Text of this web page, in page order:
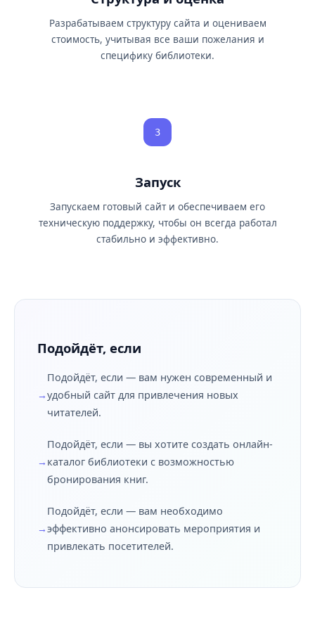
Разрабатываем структуру сайта и оцениваем
стоимость, учитывая все ваши пожелания и
специфику библиотеки.
3
Запуск
Запускаем готовый сайт и обеспечиваем его
техническую поддержку, чтобы он всегда работал
стабильно и эффективно.
Подойдёт, если
Подойдёт, если — вам нужен современный и
удобный сайт для привлечения новых
читателей.
Подойдёт, если — вы хотите создать онлайн-
каталог библиотеки с возможностью
бронирования книг.
Подойдёт, если — вам необходимо
эффективно анонсировать мероприятия и
привлекать посетителей.